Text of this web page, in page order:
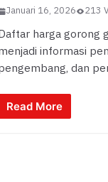
Januari 16, 2026 213
harga gorong
informasi
dan
Read More